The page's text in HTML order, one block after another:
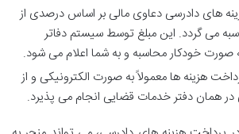
های دادرسی دعاوی مالی بر اساس درصدی از
می گردد. این مبلغ توسط سیستم دفاتر
خودکار محاسبه و به شما اعلام می شود.
هزینه ها معمولاً به صورت الکترونیکی و از
در همان دفتر خدمات قضایی انجام می پذیرد.